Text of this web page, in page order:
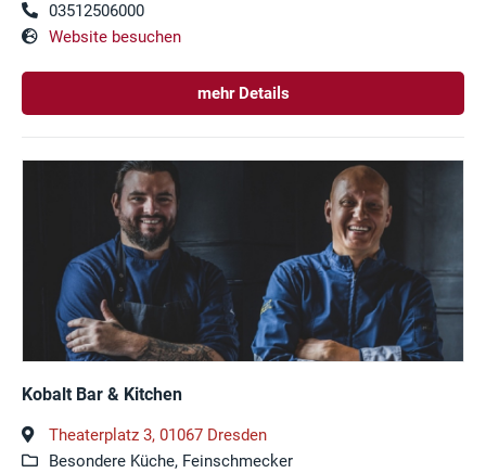
03512506000
Website besuchen
mehr Details
Kobalt Bar & Kitchen
Theaterplatz 3, 01067 Dresden
Besondere Küche, Feinschmecker